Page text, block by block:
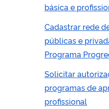
básica e
Cadastrar rede
públicas e
Programa
Solicitar
programas de
profissional